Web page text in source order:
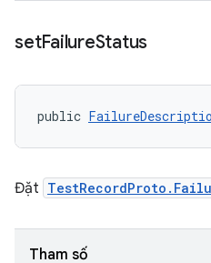
setFailureStatus
public
Đặt
Tham số